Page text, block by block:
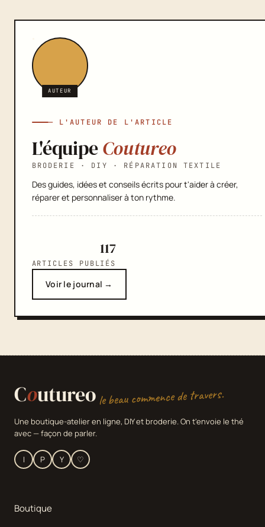
AUTEUR
— L'AUTEUR DE L'ARTICLE
L'équipeCoutureo
BRODERIE · DIY · RÉPARATION TEXTILE
Des guides, idées et conseils écrits pour t'aider à créer,
réparer et personnaliser à ton rythme.
117
ARTICLES PUBLIÉS
Voir le journal →
Coutureole beau commence de travers.
Une boutique-atelier en ligne, DIY et broderie. On t'envoie le thé
avec — façon de parler.
I P Y ♡
Boutique